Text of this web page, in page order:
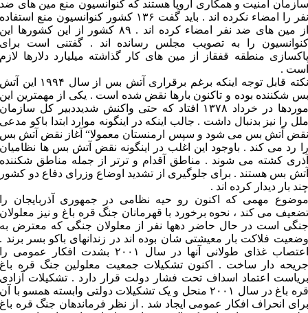
سازمان امنیت و همکاری اروپا هستند که کنوانسیون منع مین های ضد
نفر را امضاء نکرده اند . باید گفت ۱۳۶ کشور کنوانسیون منع استفاده
از مین های ضد نفر امضاء کرده اند . ۸۹ کشور از این کشورها این
کنوانسیون را به تصویب مجلس رسانده اند . گفتنی است برای
پاکسازی منطقه قفقاز از مین های کار گذاشته میلیارد دلارها لازم
است .
نکته قابل توجه اینکه برغم برقراری آتش بس از سال ۱۹۹۴ این آتش
بس شکننده بوده و تاکنون بارها نقض شده است . یکی از مهمترین این
موردها در خرداد ۱۳۷۸ افتاد که حتی واکنش شدیددبیر کل سازمان
ملل را نیز بدنبال داشت . جالب اینکه در اینگونه موارد ابتدا باکو مدعی
نقض آتش بس می شود و سپس ارمنستان معمولا“ آغاز نقض آتش بس
را رد می کند . باوجود این اغلب در اینگونه نقض آتش بس ها نظامیان
آذری کشته می شوند . مناطق آقدام و ترتر از جمله مناطق شکننده
آتش بس هستند . برای جلوگیری از تشدید اوضاع وزرای دفاع دو کشور
چند بار دیدار کرده اند .
موضوع مهمی که اکنون رو حیه نظامی در جمهوری آذربایجان را
تضعیف می کند ، نحوه برخورد با قهرمانان جنگ قره باغ و نیز معلولان
جنگی است در حال حاضر دهها نفر از معلولان جنگی که معترض به
وضعیت فلاکت بار معیشتی شان بوده اند در زندانهای باکو بسر برند .
اعتصاب غذای طولانی آنها در سال ۲۰۰۱ بشدت افکار عمومی را
جریحه دار ساخت . اکنون تشکیلات جمعیت معلولین جنگ قره باغ
بریاست اعتماد اسداف تحت فشار دولت قرار دارد . تشکیلات آزادی
قره باغ در سال ۲۰۰۱ منحل و یک تشکیلات دولتی وابسته همسو با آن
برای انحراف افکار عمومی ایجاد شد . از نظر فرماندهان جنگ قره باغ